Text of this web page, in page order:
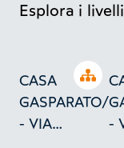
Esplora i
Open
CASA
GASPARATO/
- VIA
-